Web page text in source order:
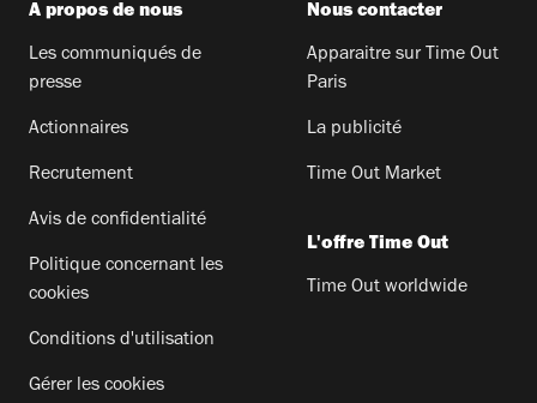
A propos de nous
Les communiqués de
presse
Actionnaires
Recrutement
Avis de confidentialité
Politique concernant les
cookies
Conditions d'utilisation
Gérer les cookies
Nous contacter
Apparaitre sur Time Out
Paris
La publicité
Time Out Market
L'offre Time Out
Time Out worldwide